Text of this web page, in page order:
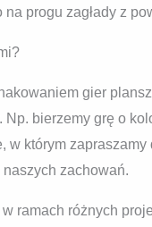
progu zagłady z
gier
bierzemy grę o
w którym
zachowań.
ramach różnych